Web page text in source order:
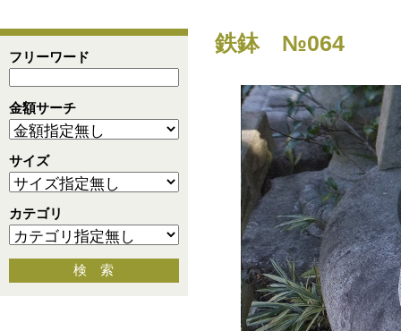
骨董
造園資材
その他
フリーワード
金額サーチ
サイズ
カテゴリ
検 索
鉄鉢 №064